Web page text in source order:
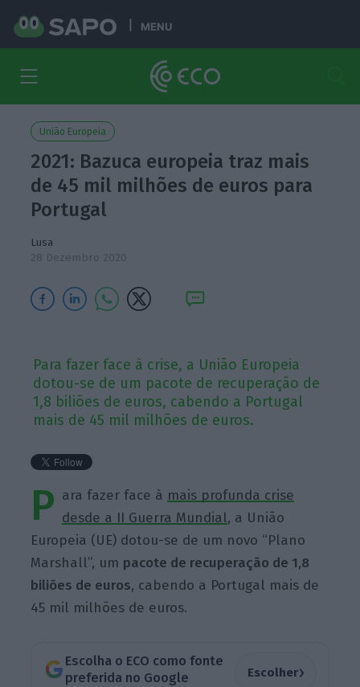
MENU
União Europeia
2021: Bazuca europeia traz mais
de 45 mil milhões de euros para
Portugal
Lusa
28 Dezembro 2020
Para fazer face à crise, a União Europeia
dotou-se de um pacote de recuperação de
1,8 biliões de euros, cabendo a Portugal
mais de 45 mil milhões de euros.
P ara fazer face à mais profunda crise
desde a II Guerra Mundial, a União
Europeia (UE) dotou-se de um novo “Plano
Marshall”, um pacote de recuperação de 1,8
biliões de euros, cabendo a Portugal mais de
45 mil milhões de euros.
Escolha o ECO como fonte
preferida no Google
Escolher›